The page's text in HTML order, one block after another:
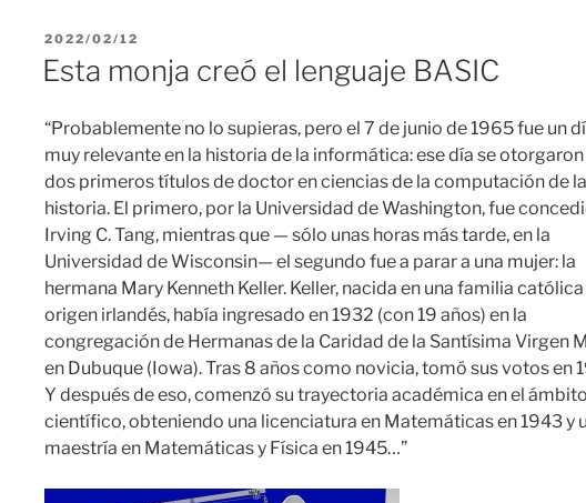
PUBLICADO
EL
2022/02/12
Esta monja creó el lenguaje BASIC
“Probablemente no lo supieras, pero el 7 de junio de 1965 fue un
muy relevante en la historia de la informática: ese día se
dos primeros títulos de doctor en ciencias de la computación de la
historia. El primero, por la Universidad de Washington, fue
Irving C. Tang, mientras que — sólo unas horas más tarde, en la
Universidad de Wisconsin— el segundo fue a parar a una mujer: la
hermana Mary Kenneth Keller. Keller, nacida en una familia
origen irlandés, había ingresado en 1932 (con 19 años) en la
congregación de Hermanas de la Caridad de la Santísima Virgen
en Dubuque (Iowa). Tras 8 años como novicia, tomó sus votos en
Y después de eso, comenzó su trayectoria académica en el ámbito
científico, obteniendo una licenciatura en Matemáticas en 1943 y
maestría en Matemáticas y Física en 1945…”